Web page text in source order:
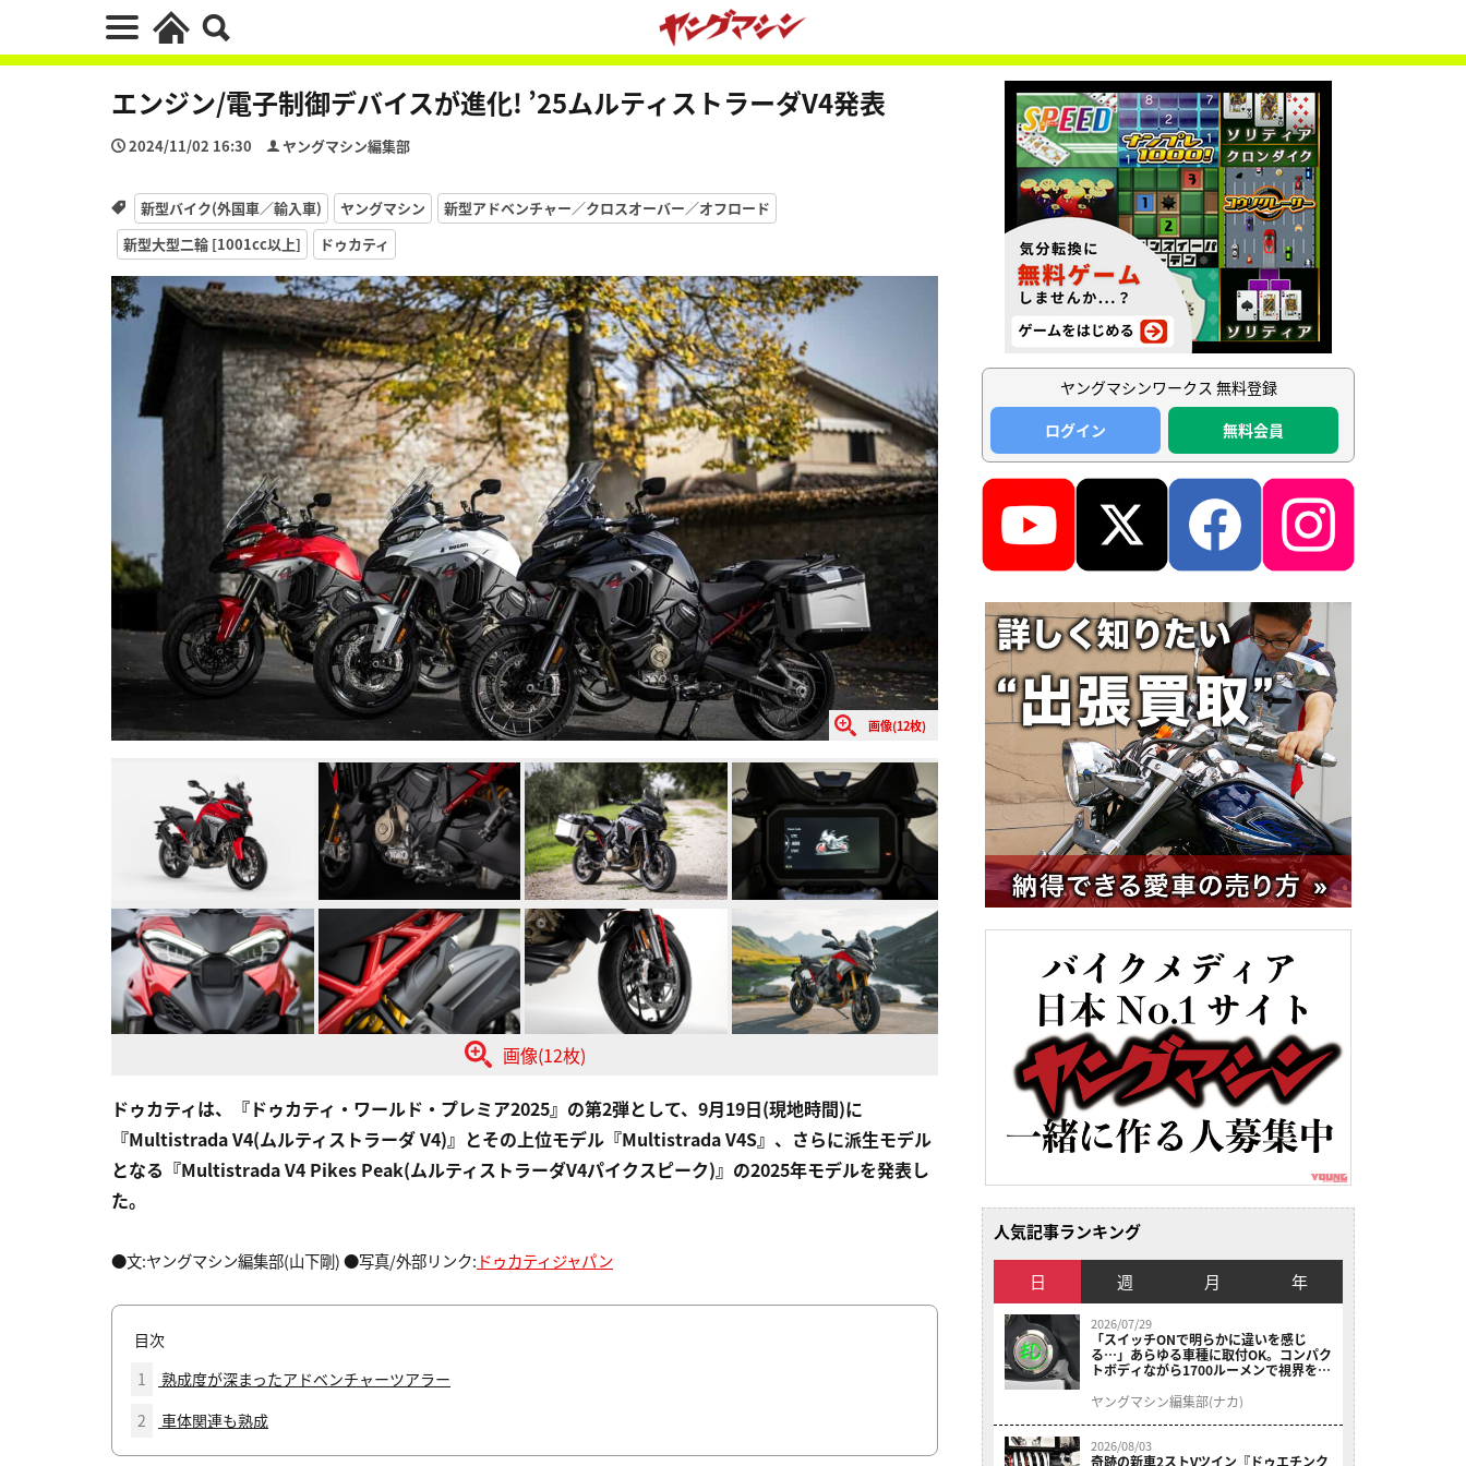
エンジン/電子制御デバイスが進化! ’25ムルティストラーダV4発表
2024/11/02 16:30 ヤングマシン編集部
新型バイク(外国車／輸入車) ヤングマシン
新型アドベンチャー／クロスオーバー／オフロード
新型大型二輪 [1001cc以上]
ドゥカティ
画像(12枚)
画像(12枚)
ドゥカティは、『ドゥカティ・ワールド・プレミア2025』の第2弾として、9月19日(現地時間)に
『Multistrada V4(ムルティストラーダ V4)』とその上位モデル『Multistrada V4S』、さらに派生モデル
となる『Multistrada V4 Pikes Peak(ムルティストラーダV4パイクスピーク)』の2025年モデルを発表し
た。
●文:ヤングマシン編集部(山下剛) ●写真/外部リンク: ドゥカティジャパン
目次
1
熟成度が深まったアドベンチャーツアラー
2
車体関連も熟成
ヤングマシンワークス 無料登録
ログイン
無料会員
人気記事ランキング
日 週 月 年
2026/07/29
「スイッチONで明らかに違いを感じ
る…」あらゆる車種に取付OK。コンパク
トボディながら1700ルーメンで視界を確
ニット プレシャスレイ スモール］
ヤングマシン編集部(ナカ)
2026/08/03
奇跡の新車2ストVツイン『ドゥエチンク